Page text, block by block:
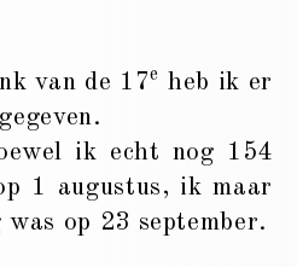
van de 17e heb ik er
ik echt nog 154
1 augustus, ik maar
op 23 september.